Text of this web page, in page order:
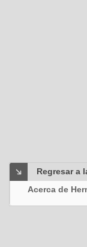
Regresar a
Acerca de